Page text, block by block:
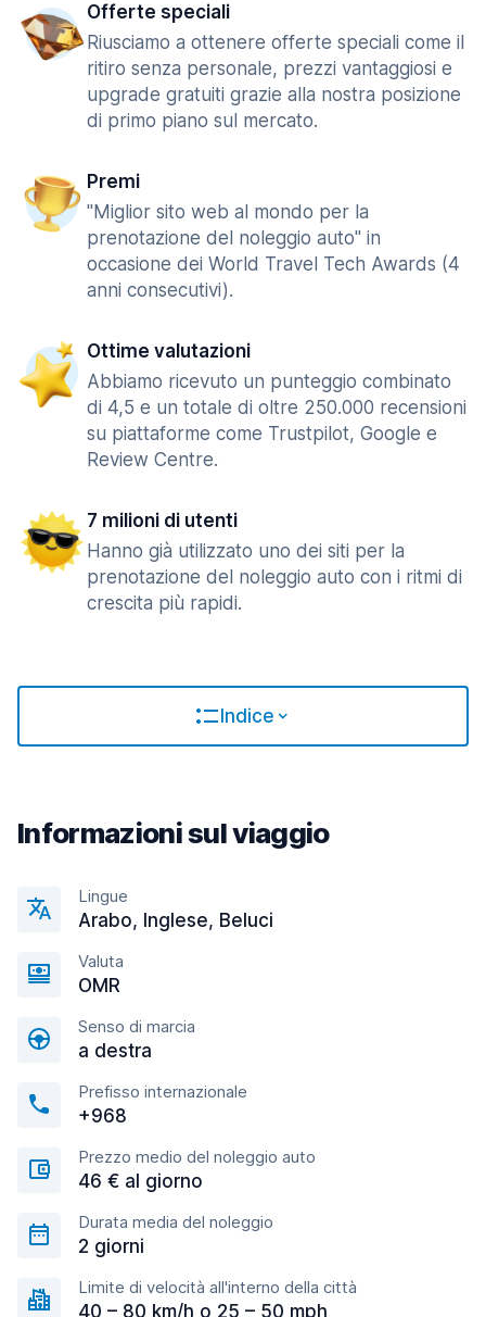
Offerte speciali
Riusciamo a ottenere offerte speciali come il
ritiro senza personale, prezzi vantaggiosi e
upgrade gratuiti grazie alla nostra posizione
di primo piano sul mercato.
Premi
"Miglior sito web al mondo per la
prenotazione del noleggio auto" in
occasione dei World Travel Tech Awards (4
anni consecutivi).
Ottime valutazioni
Abbiamo ricevuto un punteggio combinato
di 4,5 e un totale di oltre 250.000 recensioni
su piattaforme come Trustpilot, Google e
Review Centre.
7 milioni di utenti
Hanno già utilizzato uno dei siti per la
prenotazione del noleggio auto con i ritmi di
crescita più rapidi.
Indice
Informazioni sul viaggio
Lingue
Arabo, Inglese, Beluci
Valuta
OMR
Senso di marcia
a destra
Prefisso internazionale
+968
Prezzo medio del noleggio auto
46 € al giorno
Durata media del noleggio
2 giorni
Limite di velocità all'interno della città
40 – 80 km/h o 25 – 50 mph